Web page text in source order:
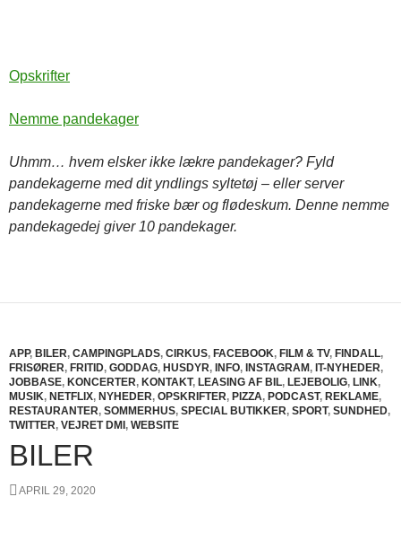
Opskrifter
Nemme pandekager
Uhmm… hvem elsker ikke lækre pandekager? Fyld
pandekagerne med dit yndlings syltetøj – eller server
pandekagerne med friske bær og flødeskum. Denne nemme
pandekagedej giver 10 pandekager.
APP, BILER, CAMPINGPLADS, CIRKUS, FACEBOOK, FILM & TV, FINDALL,
FRISØRER, FRITID, GODDAG, HUSDYR, INFO, INSTAGRAM , IT-NYHEDER,
JOBBASE, KONCERTER, KONTAKT, LEASING AF BIL, LEJEBOLIG, LINK,
MUSIK, NETFLIX, NYHEDER, OPSKRIFTER, PIZZA, PODCAST, REKLAME,
RESTAURANTER, SOMMERHUS, SPECIAL BUTIKKER, SPORT, SUNDHED,
TWITTER, VEJRET DMI , WEBSITE
BILER
APRIL 29, 2020